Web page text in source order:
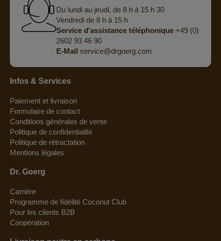
Du lundi au jeudi, de 8 h à 15 h 30
Vendredi de 8 h à 15 h
Service d'assistance téléphonique+49 (0)
2602 93 46 90
E-Mail service@drgoerg.com
Infos & Services
Paiement et livraison
Formulaire de contact
Conditions générales de vente
Politique de confidentialité
Politique de rétractation
Mentions légales
Dr. Goerg
Carrière
Programme de fidélité Coconut Club
Pour les clients B2B
Coopération